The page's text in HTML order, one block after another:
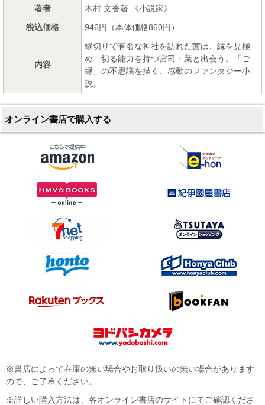
著者
木村 文香著 《小説家》
税込価格
946円（本体価格860円）
内容
縁切りで有名な神社を訪れた茜は、縁を見極
め、切る能力を持つ宮司・葉と出会う。「ご
縁」の不思議を描く、感動のファンタジー小
説。
オンライン書店で購入する
※書店によって在庫の無い場合やお取り扱いの無い場合があります
ので、ご了承ください。
※詳しい購入方法は、各オンライン書店のサイトにてご確認くださ